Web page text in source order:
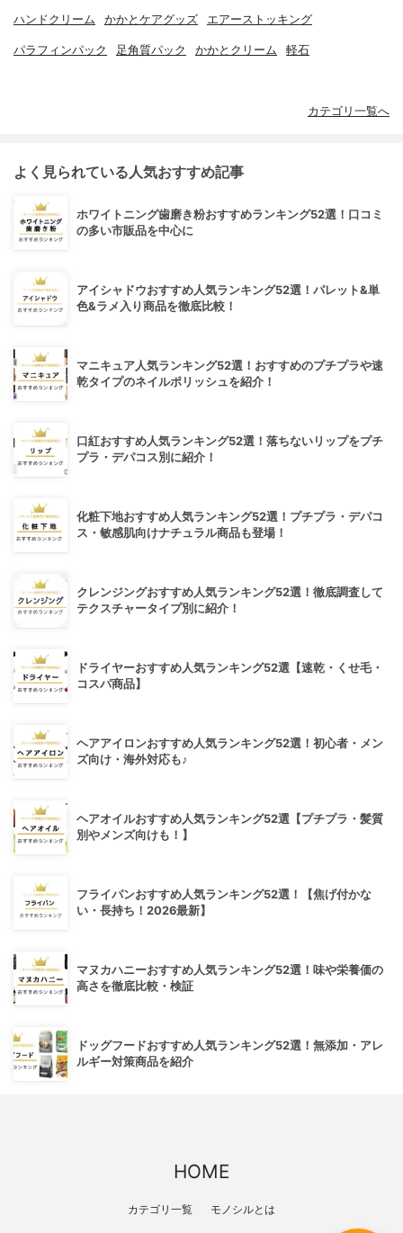
ハンドクリーム かかとケアグッズ エアーストッキング
パラフィンパック 足角質パック かかとクリーム 軽石
カテゴリ一覧へ
よく見られている人気おすすめ記事
ホワイトニング歯磨き粉おすすめランキング52選！口コミ
の多い市販品を中心に
アイシャドウおすすめ人気ランキング52選！パレット&単
色&ラメ入り商品を徹底比較！
マニキュア人気ランキング52選！おすすめのプチプラや速
乾タイプのネイルポリッシュを紹介！
口紅おすすめ人気ランキング52選！落ちないリップをプチ
プラ・デパコス別に紹介！
化粧下地おすすめ人気ランキング52選！プチプラ・デパコ
ス・敏感肌向けナチュラル商品も登場！
クレンジングおすすめ人気ランキング52選！徹底調査して
テクスチャータイプ別に紹介！
ドライヤーおすすめ人気ランキング52選【速乾・くせ毛・
コスパ商品】
ヘアアイロンおすすめ人気ランキング52選！初心者・メン
ズ向け・海外対応も♪
ヘアオイルおすすめ人気ランキング52選【プチプラ・髪質
別やメンズ向けも！】
フライパンおすすめ人気ランキング52選！【焦げ付かな
い・長持ち！2026最新】
マヌカハニーおすすめ人気ランキング52選！味や栄養価の
高さを徹底比較・検証
ドッグフードおすすめ人気ランキング52選！無添加・アレ
ルギー対策商品を紹介
HOME
カテゴリ一覧 モノシルとは